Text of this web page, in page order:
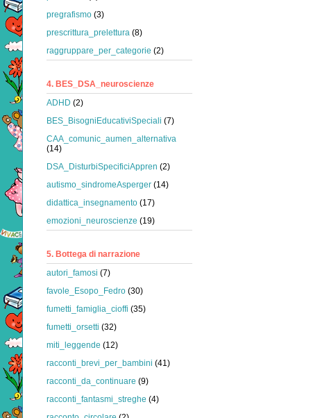
pregrafismo (3)
prescrittura_prelettura (8)
raggruppare_per_categorie (2)
4. BES_DSA_neuroscienze
ADHD (2)
BES_BisogniEducativiSpeciali (7)
CAA_comunic_aumen_alternativa
(14)
DSA_DisturbiSpecificiAppren (2)
autismo_sindromeAsperger (14)
didattica_insegnamento (17)
emozioni_neuroscienze (19)
5. Bottega di narrazione
autori_famosi (7)
favole_Esopo_Fedro (30)
fumetti_famiglia_cioffi (35)
fumetti_orsetti (32)
miti_leggende (12)
racconti_brevi_per_bambini (41)
racconti_da_continuare (9)
racconti_fantasmi_streghe (4)